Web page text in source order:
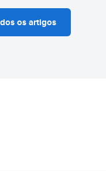
os artigos